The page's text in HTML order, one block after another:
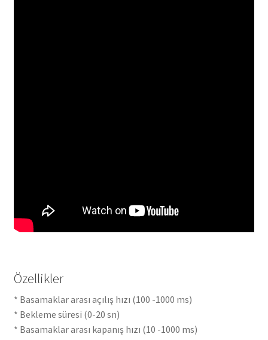
Özellikler
* Basamaklar arası açılış hızı (100 -1000 ms)
* Bekleme süresi (0-20 sn)
* Basamaklar arası kapanış hızı (10 -1000 ms)